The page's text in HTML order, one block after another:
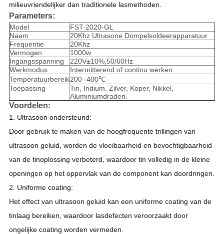
milieuvriendelijker dan traditionele lasmethoden.
Parameters:
Model
FST-2020-GL
Naam
20Khz Ultrasone Dompelsoldeerapparatuur
Frequentie
20Khz
Vermogen
1000w
Ingangsspanning
220V±10%,50/60Hz
Werkmodus
Intermitterend of continu werken
Temperatuurbereik200 -400℃
Toepassing
Tin, Indium, Zilver, Koper, Nikkel,
Aluminiumdraden.
Voordelen:
1. Ultrasoon ondersteund:
Door gebruik te maken van de hoogfrequente trillingen van
ultrasoon geluid, worden de vloeibaarheid en bevochtigbaarheid
van de tinoplossing verbeterd, waardoor tin volledig in de kleine
openingen op het oppervlak van de component kan doordringen.
2. Uniforme coating:
Het effect van ultrasoon geluid kan een uniforme coating van de
tinlaag bereiken, waardoor lasdefecten veroorzaakt door
ongelijke coating worden vermeden.